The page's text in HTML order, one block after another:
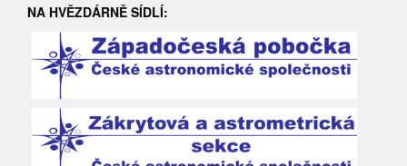
NA HVĚZDÁRNĚ SÍDLÍ: